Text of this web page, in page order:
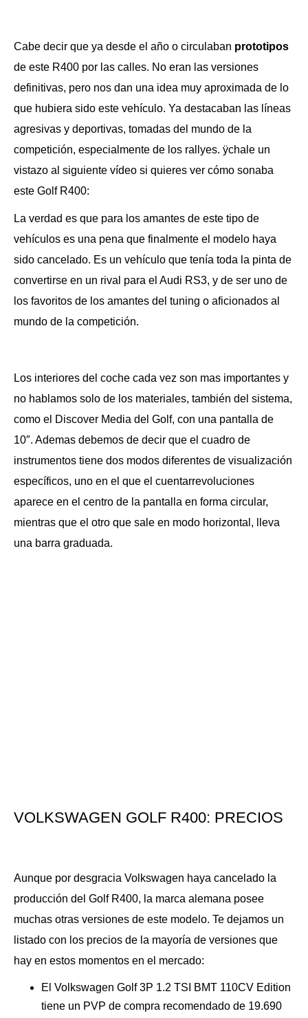
Cabe decir que ya desde el año o circulaban prototipos
de este R400 por las calles. No eran las versiones
definitivas, pero nos dan una idea muy aproximada de lo
que hubiera sido este vehículo. Ya destacaban las líneas
agresivas y deportivas, tomadas del mundo de la
competición, especialmente de los rallyes. ÿchale un
vistazo al siguiente vídeo si quieres ver cómo sonaba
este Golf R400:
La verdad es que para los amantes de este tipo de
vehículos es una pena que finalmente el modelo haya
sido cancelado. Es un vehículo que tenía toda la pinta de
convertirse en un rival para el Audi RS3, y de ser uno de
los favoritos de los amantes del tuning o aficionados al
mundo de la competición.
Los interiores del coche cada vez son mas importantes y
no hablamos solo de los materiales, también del sistema,
como el Discover Media del Golf, con una pantalla de
10″. Ademas debemos de decir que el cuadro de
instrumentos tiene dos modos diferentes de visualización
específicos, uno en el que el cuentarrevoluciones
aparece en el centro de la pantalla en forma circular,
mientras que el otro que sale en modo horizontal, lleva
una barra graduada.
VOLKSWAGEN GOLF R400: PRECIOS
Aunque por desgracia Volkswagen haya cancelado la
producción del Golf R400, la marca alemana posee
muchas otras versiones de este modelo. Te dejamos un
listado con los precios de la mayoría de versiones que
hay en estos momentos en el mercado:
El Volkswagen Golf 3P 1.2 TSI BMT 110CV Edition
tiene un PVP de compra recomendado de 19.690